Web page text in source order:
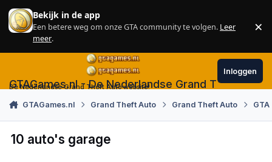
Skip to content
Bekijk in de app
Een betere weg om onze GTA community te volgen. Leer
meer.
×
GTAGames.nl - De Nederlandse Grand Theft Auto
De Nederlandse Grand Theft Auto website!
Inloggen
GTAGames.nl Grand Theft Auto Grand Theft Auto
10 auto's garage